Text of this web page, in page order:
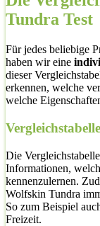
Tundra Test
Für jedes beliebige
haben wir eine
dieser
erkennen, welche
welche
Vergleichstabelle
Die
Informationen,
kennenzulernen.
Wolfskin Tundra
So zum Beispiel
Freizeit.